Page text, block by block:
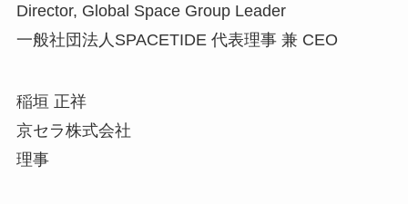
Director, Global Space Group Leader
一般社団法人SPACETIDE 代表理事 兼 CEO
稲垣 正祥
京セラ株式会社
理事